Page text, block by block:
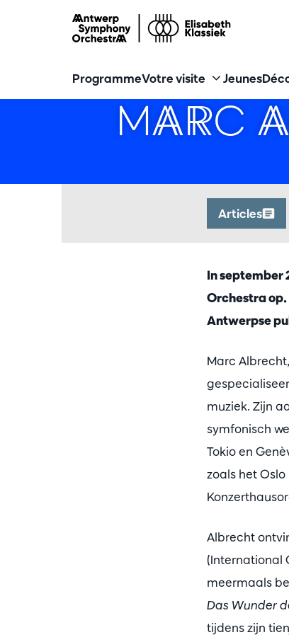
ProgrammeVotre visite Jeunes
MARC
Articles
In september
Orchestra
Antwerpse
Marc
muziek. Zijn
symfonisch
Tokio en
zoals het
Albrecht
(International
meermaals
Das Wunder
tijdens zijn